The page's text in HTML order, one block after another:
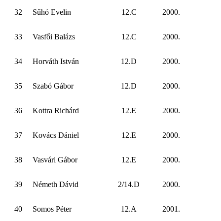
32 Sűhó Evelin 12.C 2000.
33 Vasfői Balázs 12.C 2000.
34 Horváth István 12.D 2000.
35 Szabó Gábor 12.D 2000.
36 Kottra Richárd 12.E 2000.
37 Kovács Dániel 12.E 2000.
38 Vasvári Gábor 12.E 2000.
39 Németh Dávid 2/14.D 2000.
40 Somos Péter 12.A 2001.